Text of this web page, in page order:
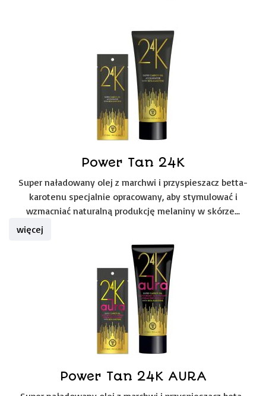
Power Tan 24K
Super naładowany olej z marchwi i przyspieszacz betta-
karotenu specjalnie opracowany, aby stymulować i
wzmacniać naturalną produkcję melaniny w skórze...
więcej
Power Tan 24K AURA